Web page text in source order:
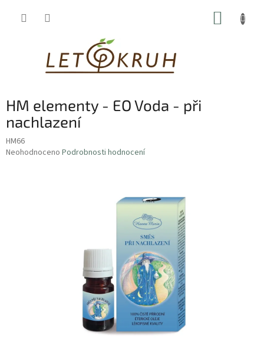
HM elementy - EO Voda - při
nachlazení
HM66
Průměrné
Neohodnoceno Podrobnosti hodnocení